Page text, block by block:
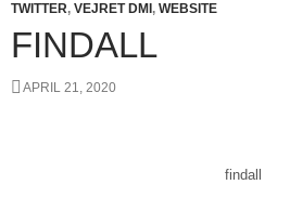
TWITTER, VEJRET DMI , WEBSITE
FINDALL
APRIL 21, 2020
findall